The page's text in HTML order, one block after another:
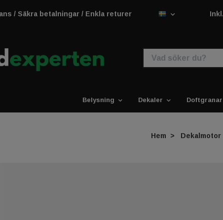
/ Säkra betalningar / Enkla returer
Belysning Dekaler Doftgranar
Hem Dekalmotor